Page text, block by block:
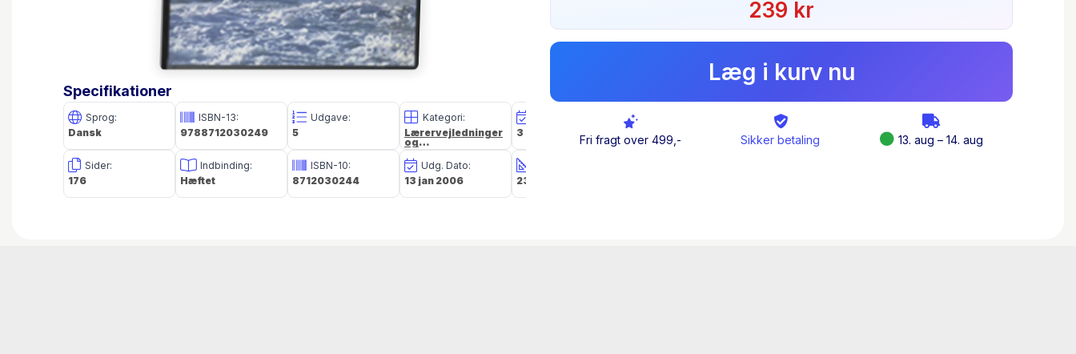
Specifikationer
Sprog:
Dansk
Sider:
176
ISBN-13:
9788712030249
Indbinding:
Hæftet
Udgave:
5
ISBN-10:
8712030244
Kategori:
Lærervejledninger
og
undervisningsmateriale
Udg. Dato:
13 jan 2006
3 dec 2013
23,0 x 15,6 x 1,4
330g
Forfatter(e):
Jørgen Nielsen
239 kr
Læg i kurv nu
Fri fragt over 499,- Sikker betaling 13. aug – 14. aug